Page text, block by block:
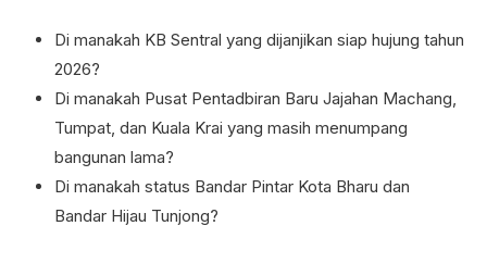
Di manakah KB Sentral yang dijanjikan siap hujung tahun
2026?
Di manakah Pusat Pentadbiran Baru Jajahan Machang,
Tumpat, dan Kuala Krai yang masih menumpang
bangunan lama?
Di manakah status Bandar Pintar Kota Bharu dan
Bandar Hijau Tunjong?